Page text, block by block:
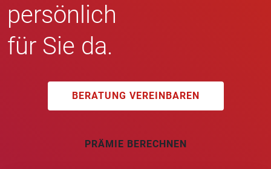
persönlich
für Sie da.
BERATUNG VEREINBAREN
PRÄMIE BERECHNEN